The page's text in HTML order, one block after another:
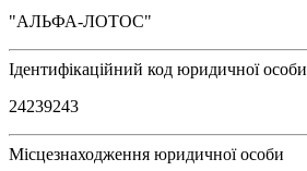
"АЛЬФА-ЛОТОС"
Ідентифікаційний код юридичної особи
24239243
Місцезнаходження юридичної особи